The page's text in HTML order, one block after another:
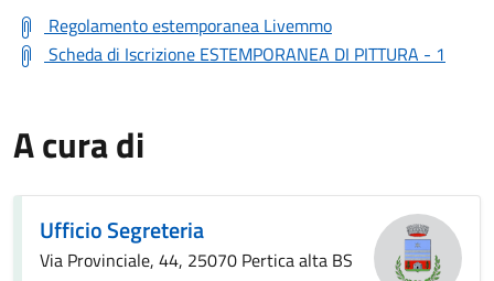
Regolamento estemporanea Livemmo
Scheda di Iscrizione ESTEMPORANEA DI PITTURA - 1
A cura di
Ufficio Segreteria
Via Provinciale, 44, 25070 Pertica alta BS